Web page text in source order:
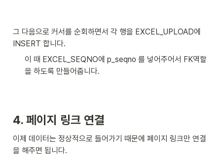
그 다음으로 커서를 순회하면서 각 행을 EXCEL_UPLOAD에
INSERT 합니다.
이 때 EXCEL_SEQNO에 p_seqno 를 넣어주어서 FK역할
을 하도록 만들어줍니다.
4. 페이지 링크 연결
이제 데이터는 정상적으로 들어가기 때문에 페이지 링크만 연결
을 해주면 됩니다.